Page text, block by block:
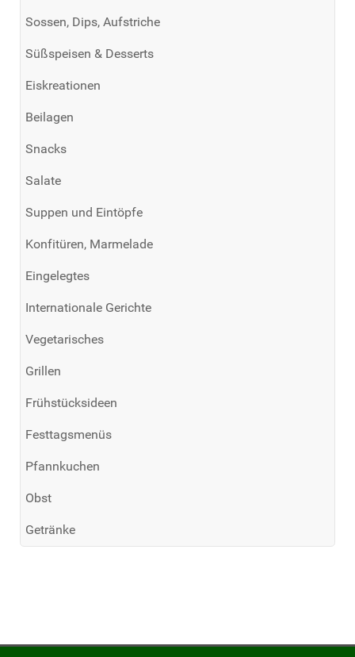
Sossen, Dips, Aufstriche
Süßspeisen & Desserts
Eiskreationen
Beilagen
Snacks
Salate
Suppen und Eintöpfe
Konfitüren, Marmelade
Eingelegtes
Internationale Gerichte
Vegetarisches
Grillen
Frühstücksideen
Festtagsmenüs
Pfannkuchen
Obst
Getränke